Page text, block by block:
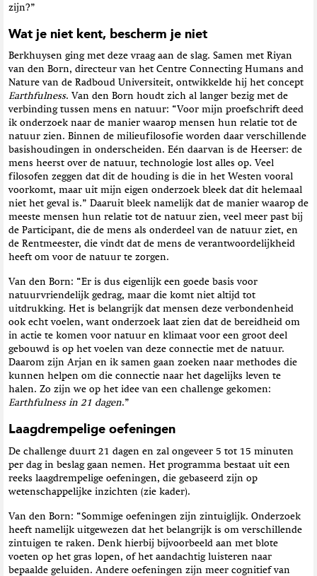
zijn?”
Wat je niet kent, bescherm je niet
Berkhuysen ging met deze vraag aan de slag. Samen met Riyan
van den Born, directeur van het Centre Connecting Humans and
Nature van de Radboud Universiteit, ontwikkelde hij het concept
Earthfulness. Van den Born houdt zich al langer bezig met de
verbinding tussen mens en natuur: “Voor mijn proefschrift deed
ik onderzoek naar de manier waarop mensen hun relatie tot de
natuur zien. Binnen de milieufilosofie worden daar verschillende
basishoudingen in onderscheiden. Eén daarvan is de Heerser: de
mens heerst over de natuur, technologie lost alles op. Veel
filosofen zeggen dat dit de houding is die in het Westen vooral
voorkomt, maar uit mijn eigen onderzoek bleek dat dit helemaal
niet het geval is.” Daaruit bleek namelijk dat de manier waarop de
meeste mensen hun relatie tot de natuur zien, veel meer past bij
de Participant, die de mens als onderdeel van de natuur ziet, en
de Rentmeester, die vindt dat de mens de verantwoordelijkheid
heeft om voor de natuur te zorgen.
Van den Born: “Er is dus eigenlijk een goede basis voor
natuurvriendelijk gedrag, maar die komt niet altijd tot
uitdrukking. Het is belangrijk dat mensen deze verbondenheid
ook echt voelen, want onderzoek laat zien dat de bereidheid om
in actie te komen voor natuur en klimaat voor een groot deel
gebouwd is op het voelen van deze connectie met de natuur.
Daarom zijn Arjan en ik samen gaan zoeken naar methodes die
kunnen helpen om die connectie naar het dagelijks leven te
halen. Zo zijn we op het idee van een challenge gekomen:
Earthfulness in 21 dagen.”
Laagdrempelige oefeningen
De challenge duurt 21 dagen en zal ongeveer 5 tot 15 minuten
per dag in beslag gaan nemen. Het programma bestaat uit een
reeks laagdrempelige oefeningen, die gebaseerd zijn op
wetenschappelijke inzichten (zie kader).
Van den Born: “Sommige oefeningen zijn zintuiglijk. Onderzoek
heeft namelijk uitgewezen dat het belangrijk is om verschillende
zintuigen te raken. Denk hierbij bijvoorbeeld aan met blote
voeten op het gras lopen, of het aandachtig luisteren naar
bepaalde geluiden. Andere oefeningen zijn meer cognitief van